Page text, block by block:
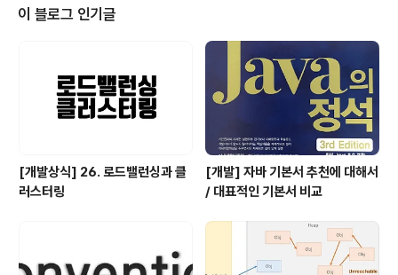
하고 싶지만 강연 준비하는 것은 정말 싫다. 하기 싫은 30%를 해야 하고 싶은
70%를 할 수 있다. 어느 정도 동의하는게 아니라 요즘 들어 많이 느끼고 있는
이 블로그 인기글
[개발상식] 26. 로드밸런싱과 클
러스터링
[개발] 자바 기본서 추천에 대해서
/ 대표적인 기본서 비교